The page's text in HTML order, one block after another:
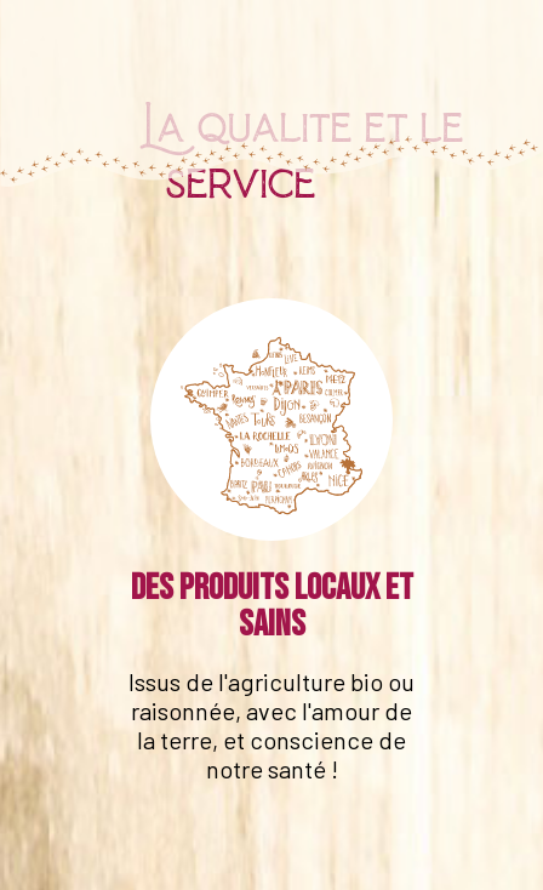
La qualité et le
service
Des produits locaux et
sains
Issus de l'agriculture bio ou
raisonnée, avec l'amour de
la terre, et conscience de
notre santé !